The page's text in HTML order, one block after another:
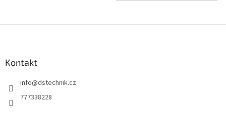
Kontakt
info@dstechnik.cz
777338228